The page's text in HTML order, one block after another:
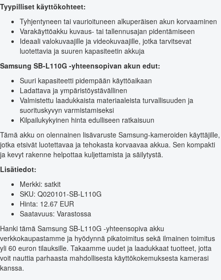
Tyypilliset käyttökohteet:
Tyhjentyneen tai vaurioituneen alkuperäisen akun korvaaminen
Varakäyttöakku kuvaus- tai tallennusajan pidentämiseen
Ideaali valokuvaajille ja videokuvaajille, jotka tarvitsevat
luotettavia ja suuren kapasiteetin akkuja
Samsung SB-L110G -yhteensopivan akun edut:
Suuri kapasiteetti pidempään käyttöaikaan
Ladattava ja ympäristöystävällinen
Valmistettu laadukkaista materiaaleista turvallisuuden ja
suorituskyvyn varmistamiseksi
Kilpailukykyinen hinta edulliseen ratkaisuun
Tämä akku on olennainen lisävaruste Samsung-kameroiden käyttäjille,
jotka etsivät luotettavaa ja tehokasta korvaavaa akkua. Sen kompakti
ja kevyt rakenne helpottaa kuljettamista ja säilytystä.
Lisätiedot:
Merkki: satkit
SKU: Q020101-SB-L110G
Hinta: 12.67 EUR
Saatavuus: Varastossa
Hanki tämä Samsung SB-L110G -yhteensopiva akku
verkkokaupastamme ja hyödynnä pikatoimitus sekä ilmainen toimitus
yli 60 euron tilauksille. Takaamme uudet ja laadukkaat tuotteet, jotta
voit nauttia parhaasta mahdollisesta käyttökokemuksesta kamerasi
kanssa.